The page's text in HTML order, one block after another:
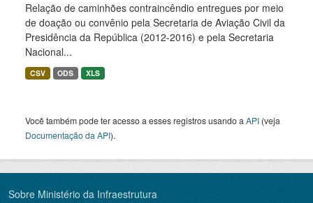
Relação de caminhões contraincêndio entregues por meio
de doação ou convênio pela Secretaria de Aviação Civil da
Presidência da República (2012-2016) e pela Secretaria
Nacional...
CSV ODS XLS
Você também pode ter acesso a esses registros usando a API (veja
Documentação da API).
Sobre Ministério da Infraestrutura